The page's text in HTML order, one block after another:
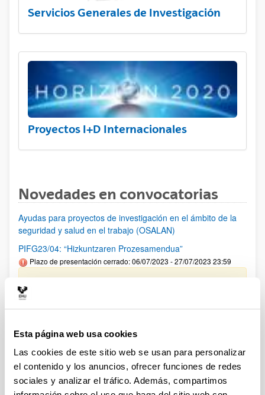
Esta página web usa cookies
Las cookies de este sitio web se usan para personalizar
el contenido y los anuncios, ofrecer funciones de redes
sociales y analizar el tráfico. Además, compartimos
Servicios Generales de Investigación
Proyectos I+D Internacionales
Novedades en convocatorias
Ayudas para proyectos de investigación en el ámbito de la
seguridad y salud en el trabajo (OSALAN)
PIFG23/04: “Hizkuntzaren Prozesamendua”
Plazo de presentación cerrado: 06/07/2023 - 27/07/2023 23:59
Se ha publicado la propuesta de adjudicación.
PIFG22/71: “Prehistoria”
Se ha publicado la propuesta de adjudicación
PIFG23/08: “Alteraciones metabólicas implicadas en
progresión de enfermedad hepática”
Plazo de presentación cerrado: 11/07/2023 - 03/08/2023 23:59